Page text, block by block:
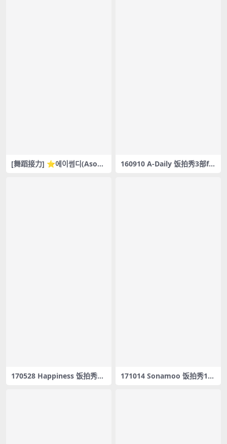
[舞蹈接力] ⭐에이썸디(Asom
160910 A-Daily 饭拍秀3部fa
170528 Happiness 饭拍秀31
171014 Sonamoo 饭拍秀102